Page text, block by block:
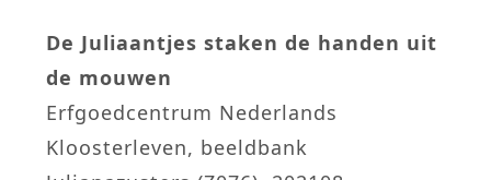
De Juliaantjes staken de handen uit
de mouwen
Erfgoedcentrum Nederlands
Kloosterleven, beeldbank